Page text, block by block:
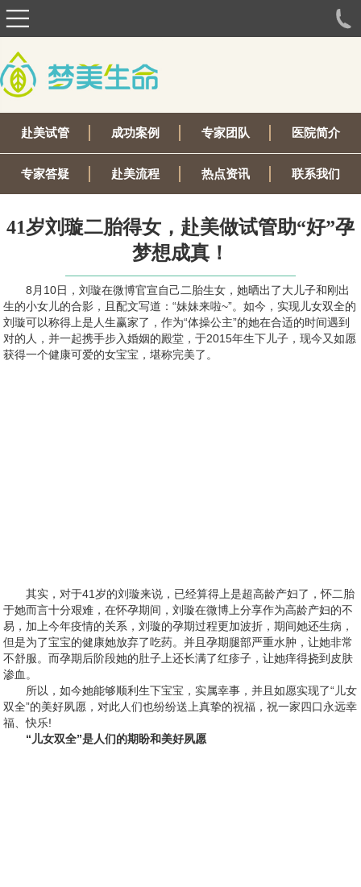
赴美试管 成功案例 专家团队 医院简介
专家答疑 赴美流程 热点资讯 联系我们
41岁刘璇二胎得女，赴美做试管助“好”孕
梦想成真！
8月10日，刘璇在微博官宣自己二胎生女，她晒出了大儿子和刚出
生的小女儿的合影，且配文写道：“妹妹来啦~”。如今，实现儿女双全的
刘璇可以称得上是人生赢家了，作为“体操公主”的她在合适的时间遇到
对的人，并一起携手步入婚姻的殿堂，于2015年生下儿子，现今又如愿
获得一个健康可爱的女宝宝，堪称完美了。
其实，对于41岁的刘璇来说，已经算得上是超高龄产妇了，怀二胎
于她而言十分艰难，在怀孕期间，刘璇在微博上分享作为高龄产妇的不
易，加上今年疫情的关系，刘璇的孕期过程更加波折，期间她还生病，
但是为了宝宝的健康她放弃了吃药。并且孕期腿部严重水肿，让她非常
不舒服。而孕期后阶段她的肚子上还长满了红疹子，让她痒得挠到皮肤
渗血。
所以，如今她能够顺利生下宝宝，实属幸事，并且如愿实现了“儿女
双全”的美好夙愿，对此人们也纷纷送上真挚的祝福，祝一家四口永远幸
福、快乐!
“儿女双全”是人们的期盼和美好夙愿